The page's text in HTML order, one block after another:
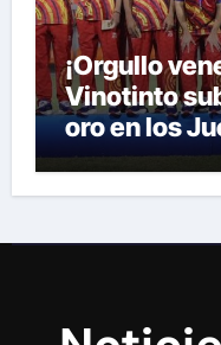
¡Orgullo
Vinotinto
oro en los
tras unos